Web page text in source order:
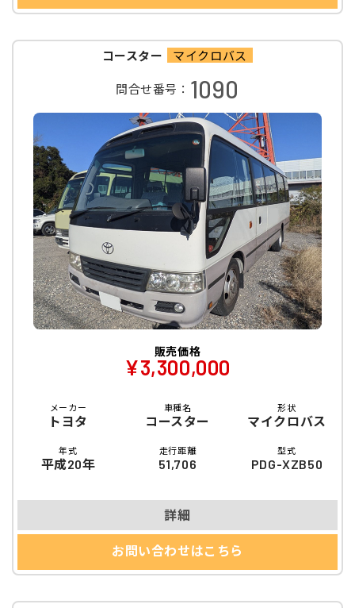
コースター マイクロバス
問合せ番号： 1090
販売価格
¥3,300,000
メーカー
トヨタ
車種名
コースター
形状
マイクロバス
年式
平成20年
走行距離
51,706
型式
PDG-XZB50
詳細
お問い合わせはこちら